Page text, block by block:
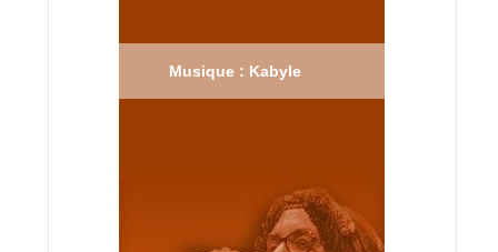
Musique : Kabyle